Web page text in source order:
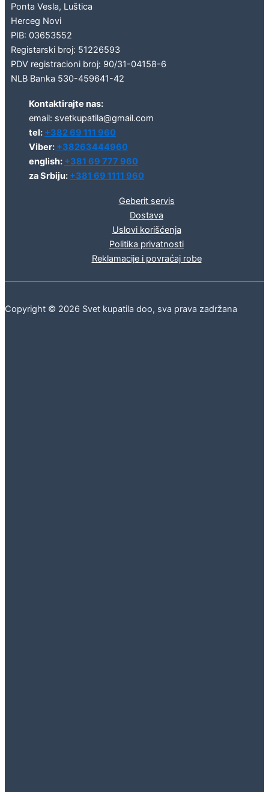
Ponta Vesla, Luštica
Herceg Novi
PIB: 03653552
Registarski broj: 51226593
PDV registracioni broj: 90/31-04158-6
NLB Banka 530-459641-42
Kontaktirajte nas:
email: svetkupatila@gmail.com
tel: +382 69 111 960
Viber: +38263444960
english: +381 69 777 960
za Srbiju: +381 69 1111 960
Geberit servis
Dostava
Uslovi korišćenja
Politika privatnosti
Reklamacije i povraćaj robe
Copyright © 2026 Svet kupatila doo, sva prava zadržana